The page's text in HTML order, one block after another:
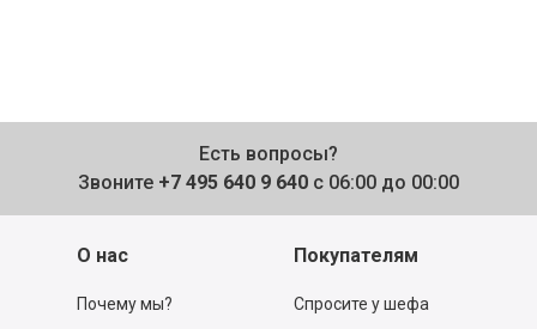
Есть вопросы?
Звоните +7 495 640 9 640 с 06:00 до 00:00
О нас
Почему мы?
Покупателям
Спросите у шефа